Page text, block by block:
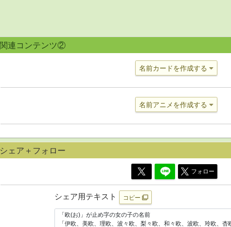
関連コンテンツ②
名前カードを作成する
名前アニメを作成する
シェア＋フォロー
フォロー
シェア用テキスト コピー